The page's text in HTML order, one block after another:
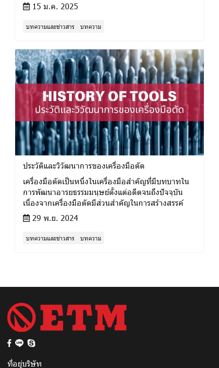
15 ม.ค. 2025
บทความและข่าวสาร บทความ
ประวัติและวิวัฒนาการของเครื่องมือตัด
เครื่องมือตัดเป็นหนึ่งในเครื่องมือสำคัญที่มีบทบาทใน
การพัฒนาอารยธรรมมนุษย์ตั้งแต่อดีตจนถึงปัจจุบัน
เนื่องจากเครื่องมือตัดมีส่วนสำคัญในการสร้างสรรค์
29 พ.ย. 2024
บทความและข่าวสาร บทความ
ที่อยู่บริษัท